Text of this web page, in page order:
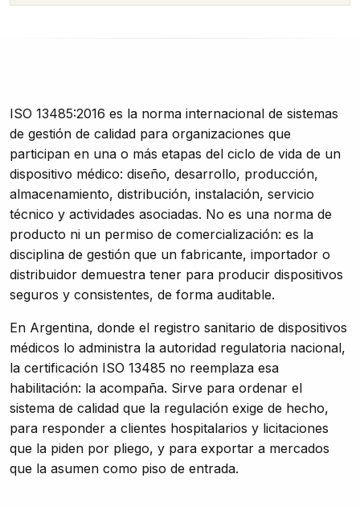
ISO 13485:2016 es la norma internacional de sistemas
de gestión de calidad para organizaciones que
participan en una o más etapas del ciclo de vida de un
dispositivo médico: diseño, desarrollo, producción,
almacenamiento, distribución, instalación, servicio
técnico y actividades asociadas. No es una norma de
producto ni un permiso de comercialización: es la
disciplina de gestión que un fabricante, importador o
distribuidor demuestra tener para producir dispositivos
seguros y consistentes, de forma auditable.
En Argentina, donde el registro sanitario de dispositivos
médicos lo administra la autoridad regulatoria nacional,
la certificación ISO 13485 no reemplaza esa
habilitación: la acompaña. Sirve para ordenar el
sistema de calidad que la regulación exige de hecho,
para responder a clientes hospitalarios y licitaciones
que la piden por pliego, y para exportar a mercados
que la asumen como piso de entrada.